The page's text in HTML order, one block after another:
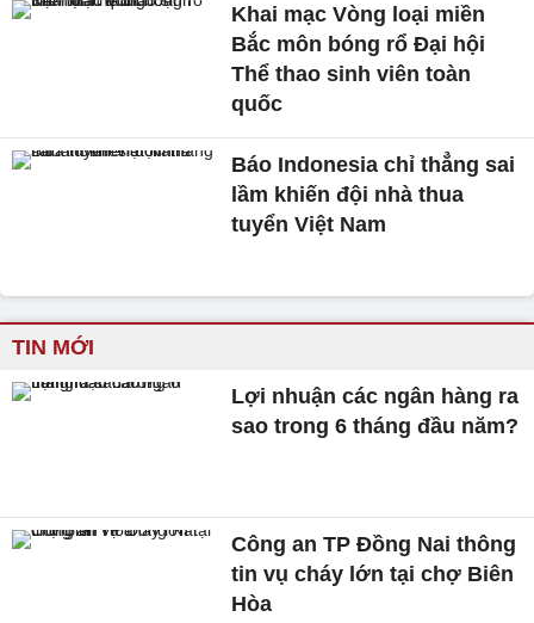
Khai mạc Vòng loại miền
Bắc môn bóng rổ Đại hội
Thể thao sinh viên toàn
quốc
Báo Indonesia chỉ thẳng sai
lầm khiến đội nhà thua
tuyển Việt Nam
TIN MỚI
Lợi nhuận các ngân hàng ra
sao trong 6 tháng đầu năm?
Công an TP Đồng Nai thông
tin vụ cháy lớn tại chợ Biên
Hòa